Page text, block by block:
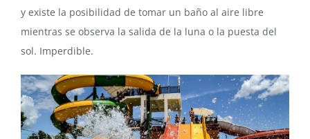
y existe la posibilidad de tomar un baño al aire libre
mientras se observa la salida de la luna o la puesta del
sol. Imperdible.